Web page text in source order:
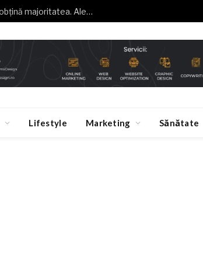
Buzoianu (USR): Grindeanu nu știe cum să obțină majoritatea. Alegeri anticipate, o necesitate
Lifestyle Marketing Sănătate